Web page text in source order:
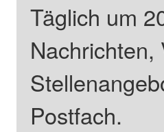
Täglich um
Nachrichten,
Postfach.